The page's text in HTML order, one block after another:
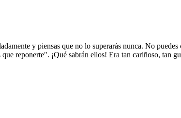
y piensas que no lo superarás nunca. No
reponerte". ¡Qué sabrán ellos! Era tan cariñoso, tan